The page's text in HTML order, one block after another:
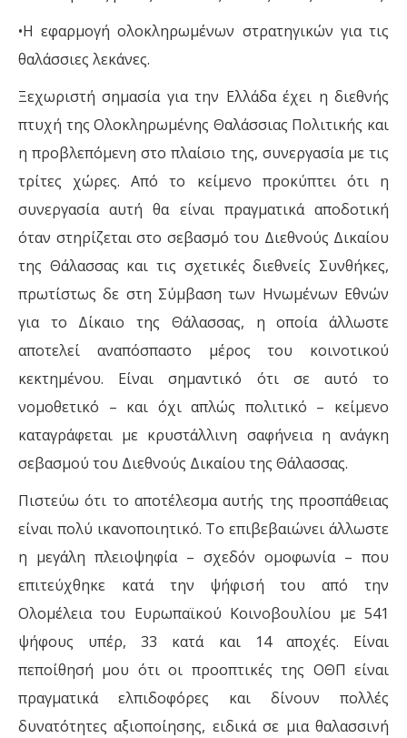
•Η εφαρμογή ολοκληρωμένων στρατηγικών για τις
θαλάσσιες λεκάνες.
Ξεχωριστή σημασία για την Ελλάδα έχει η διεθνής
πτυχή της Ολοκληρωμένης Θαλάσσιας Πολιτικής και
η προβλεπόμενη στο πλαίσιο της, συνεργασία με τις
τρίτες χώρες. Από το κείμενο προκύπτει ότι η
συνεργασία αυτή θα είναι πραγματικά αποδοτική
όταν στηρίζεται στο σεβασμό του Διεθνούς Δικαίου
της Θάλασσας και τις σχετικές διεθνείς Συνθήκες,
πρωτίστως δε στη Σύμβαση των Ηνωμένων Εθνών
για το Δίκαιο της Θάλασσας, η οποία άλλωστε
αποτελεί αναπόσπαστο μέρος του κοινοτικού
κεκτημένου. Είναι σημαντικό ότι σε αυτό το
νομοθετικό – και όχι απλώς πολιτικό – κείμενο
καταγράφεται με κρυστάλλινη σαφήνεια η ανάγκη
σεβασμού του Διεθνούς Δικαίου της Θάλασσας.
Πιστεύω ότι το αποτέλεσμα αυτής της προσπάθειας
είναι πολύ ικανοποιητικό. Το επιβεβαιώνει άλλωστε
η μεγάλη πλειοψηφία – σχεδόν ομοφωνία – που
επιτεύχθηκε κατά την ψήφισή του από την
Ολομέλεια του Ευρωπαϊκού Κοινοβουλίου με 541
ψήφους υπέρ, 33 κατά και 14 αποχές. Είναι
πεποίθησή μου ότι οι προοπτικές της ΟΘΠ είναι
πραγματικά ελπιδοφόρες και δίνουν πολλές
δυνατότητες αξιοποίησης, ειδικά σε μια θαλασσινή